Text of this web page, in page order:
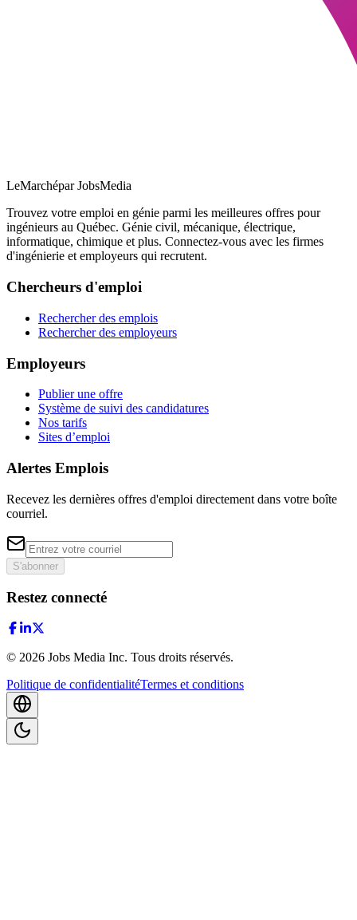
LeMarchépar JobsMedia
Trouvez votre emploi en génie parmi les meilleures offres pour
ingénieurs au Québec. Génie civil, mécanique, électrique,
informatique, chimique et plus. Connectez-vous avec les firmes
d'ingénierie et employeurs qui recrutent.
Chercheurs d'emploi
Rechercher des emplois
Rechercher des employeurs
Employeurs
Publier une offre
Système de suivi des candidatures
Nos tarifs
Sites d’emploi
Alertes Emplois
Recevez les dernières offres d'emploi directement dans votre boîte
courriel.
S'abonner
Restez connecté
© 2026 Jobs Media Inc. Tous droits réservés.
Politique de confidentialitéTermes et conditions